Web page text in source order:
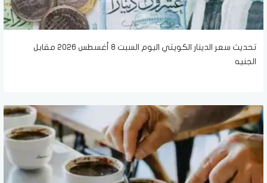
تحديث سعر الدينار الكويتي اليوم السبت 8 أغسطس 2026 مقابل
الجنيه